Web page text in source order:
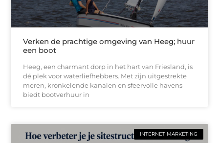
Verken de prachtige omgeving van Heeg; huur
een boot
Heeg, een charmant dorp in het hart van Friesland, is
dé plek voor waterliefhebbers. Met zijn uitgestrekte
meren, kronkelende kanalen en sfeervolle havens
biedt bootverhuur in
INTERNET MARKETING